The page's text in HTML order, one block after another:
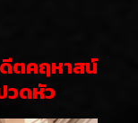
ตคฤหาสน์
วดหัว